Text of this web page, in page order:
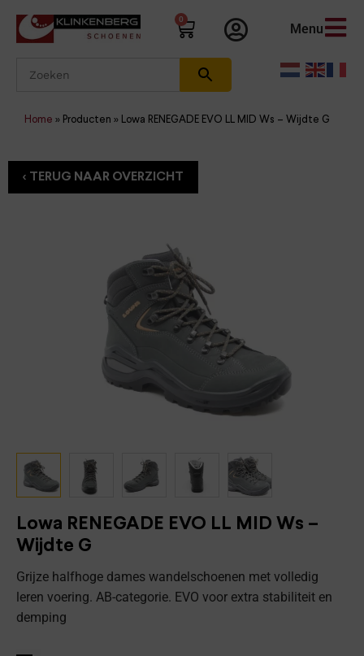
0
Menu
Home » Producten » Lowa RENEGADE EVO LL MID Ws – Wijdte G
Lowa RENEGADE EVO LL MID Ws –
Wijdte G
Grijze halfhoge dames wandelschoenen met volledig
leren voering. AB-categorie. EVO voor extra stabiliteit en
demping